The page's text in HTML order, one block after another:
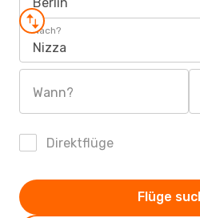
Nach?
Nizza
Wann?
Direktflüge
Flüge